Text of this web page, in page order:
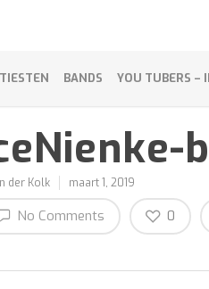
BANDS YOU TUBERS –
der Kolk maart 1, 2019
No Comments 0